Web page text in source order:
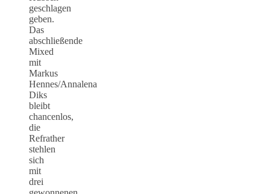
geschlagen
geben.
Das
abschließende
Mixed
mit
Markus
Hennes/Annalena
Diks
bleibt
chancenlos,
die
Refrather
stehlen
sich
mit
drei